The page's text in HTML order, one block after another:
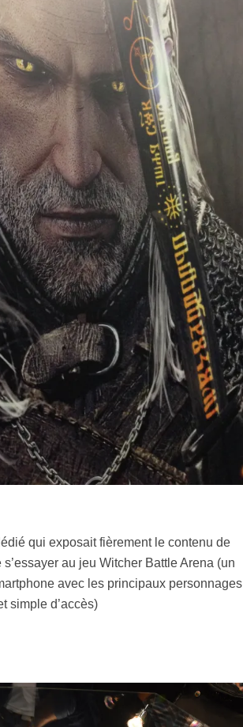
qui exposait fièrement le contenu de
au jeu Witcher Battle Arena (un
avec les principaux personnages
simple d’accès)